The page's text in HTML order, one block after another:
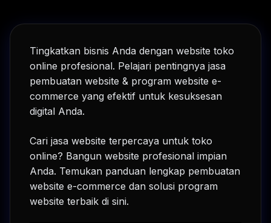
Tingkatkan bisnis Anda dengan website toko
online profesional. Pelajari pentingnya jasa
pembuatan website & program website e-
commerce yang efektif untuk kesuksesan
digital Anda.
Cari jasa website terpercaya untuk toko
online? Bangun website profesional impian
Anda. Temukan panduan lengkap pembuatan
website e-commerce dan solusi program
website terbaik di sini.